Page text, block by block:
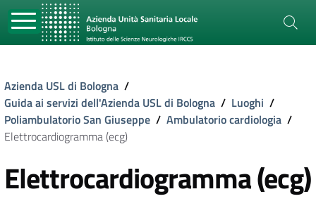
Azienda USL di Bologna /
Guida ai servizi dell'Azienda USL di Bologna / Luoghi /
Poliambulatorio San Giuseppe / Ambulatorio cardiologia /
Elettrocardiogramma (ecg)
Elettrocardiogramma (ecg)